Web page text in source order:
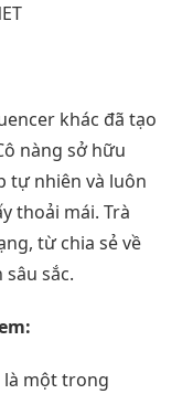
khác đã tạo
nàng sở hữu
tự nhiên và luôn
thoải mái. Trà
từ chia sẻ về
sắc.
là một trong